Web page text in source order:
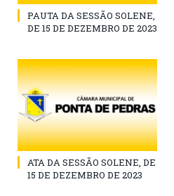
PAUTA DA SESSÃO SOLENE,
DE 15 DE DEZEMBRO DE 2023
ATA DA SESSÃO SOLENE, DE
15 DE DEZEMBRO DE 2023